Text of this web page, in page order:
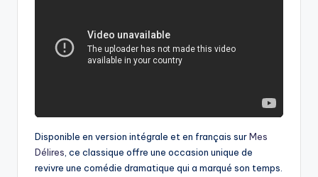
Disponible en version intégrale et en français surMes
Délires , ce classique offre une occasion unique de
revivre une comédie dramatique qui a marqué son temps.